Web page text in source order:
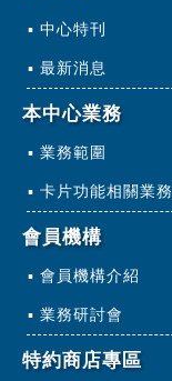
中心特刊
最新消息
本中心業務
業務範圍
卡片功能相關業務
會員機構
會員機構介紹
業務研討會
特約商店專區